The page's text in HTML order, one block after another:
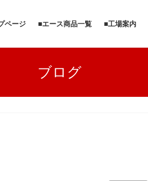
ページ ■エース商品一覧 ■工場案内
ブログ